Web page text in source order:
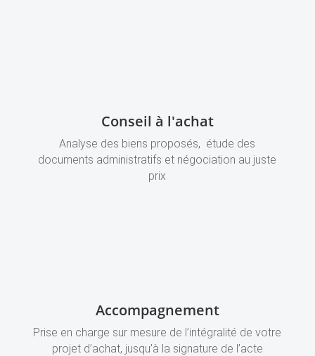
Conseil à l'achat
Analyse des biens proposés, étude des
documents administratifs et négociation au juste
prix
Accompagnement
Prise en charge sur mesure de l’intégralité de votre
projet d’achat, jusqu’à la signature de l’acte